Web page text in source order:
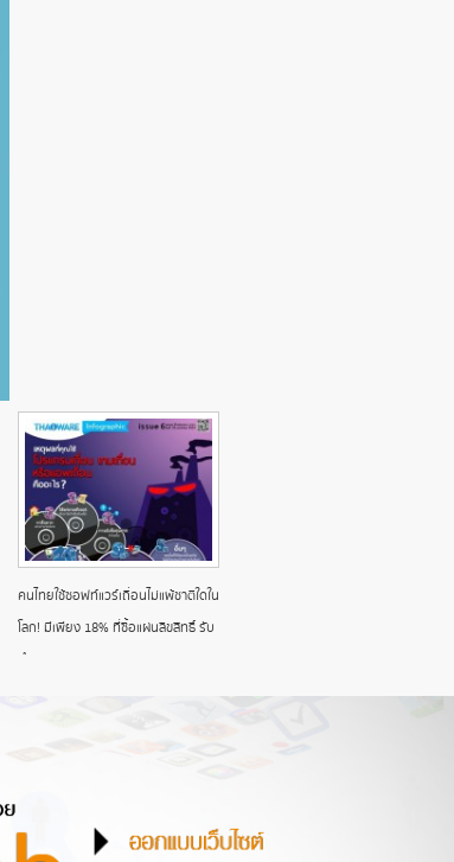
คนไทยใช้ซอฟท์แวร์เถื่อนไม่แพ้ชาติใดใน
โลก! มีเพียง 18% ที่ซื้อแผ่นลิขสิทธิ์ รับ
ทํา website ราคา ถูก